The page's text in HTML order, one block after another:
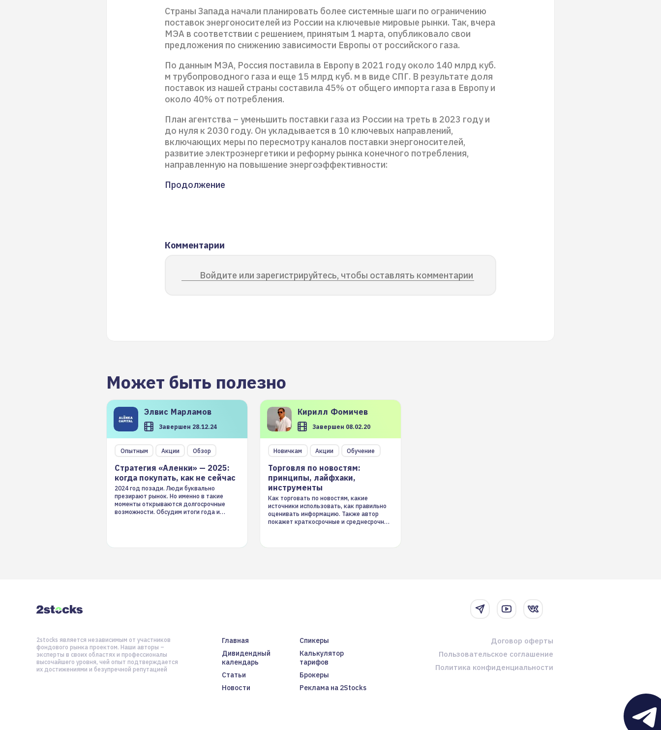
Страны Запада начали планировать более системные шаги по ограничению
поставок энергоносителей из России на ключевые мировые рынки. Так, вчера
МЭА в соответствии с решением, принятым 1 марта, опубликовало свои
предложения по снижению зависимости Европы от российского газа.
По данным МЭА, Россия поставила в Европу в 2021 году около 140 млрд куб.
м трубопроводного газа и еще 15 млрд куб. м в виде СПГ. В результате доля
поставок из нашей страны составила 45% от общего импорта газа в Европу и
около 40% от потребления.
План агентства – уменьшить поставки газа из России на треть в 2023 году и
до нуля к 2030 году. Он укладывается в 10 ключевых направлений,
включающих меры по пересмотру каналов поставки энергоносителей,
развитие электроэнергетики и реформу рынка конечного потребления,
направленную на повышение энергоэффективности:
Продолжение
Комментарии
Войдите или зарегистрируйтесь, чтобы оставлять комментарии
Может быть полезно
Элвис Марламов
Завершен 28.12.24
Опытным Акции Обзор
Стратегия «Аленки» — 2025:
когда покупать, как не сейчас
2024 год позади. Люди буквально
презирают рынок. Но именно в такие
моменты открываются долгосрочные
возможности. Обсудим итоги года и
Кирилл Фомичев
Завершен 08.02.20
Новичкам Акции Обучение
Торговля по новостям:
принципы, лайфхаки,
инструменты
Как торговать по новостям, какие
источники использовать, как правильно
оценивать информацию. Также автор
покажет краткосрочные и среднесрочные
Главная
Спикеры
Дивидендный
календарь
Калькулятор
тарифов
Статьи
Брокеры
Новости
Реклама на 2Stocks
2stocks является независимым от участников
фондового рынка проектом. Наши авторы –
эксперты в своих областях и профессионалы
высочайшего уровня, чей опыт подтверждается
их достижениями и безупречной репутацией
Договор оферты
Пользовательское соглашение
Политика конфиденциальности